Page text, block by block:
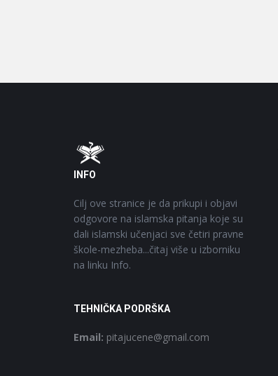
Footer
INFO
Cilj ove stranice je da prikupi i objavi
odgovore na islamska pitanja koje su
dali islamski učenjaci sve četiri pravne
škole-mezheba...čitaj više u izborniku
na linku Info.
TEHNIČKA PODRŠKA
Email: pitajucene@gmail.com